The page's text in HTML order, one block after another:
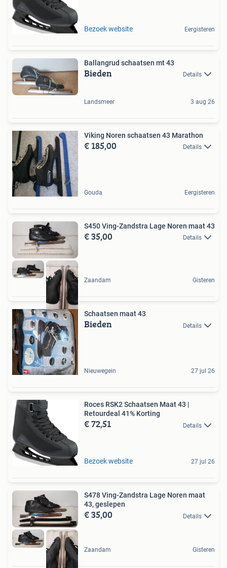
Bezoek website Eergisteren
Ballangrud schaatsen mt 43
Bieden Details
Landsmeer 3 aug 26
Viking Noren schaatsen 43 Marathon
€ 185,00 Details
Gouda Eergisteren
S450 Ving-Zandstra Lage Noren maat 43
€ 35,00 Details
Zaandam Gisteren
Schaatsen maat 43
Bieden Details
Nieuwegein 27 jul 26
Roces RSK2 Schaatsen Maat 43 |
Retourdeal 41% Korting
€ 72,51 Details
Bezoek website 27 jul 26
S478 Ving-Zandstra Lage Noren maat
43, geslepen
€ 35,00 Details
Zaandam Gisteren